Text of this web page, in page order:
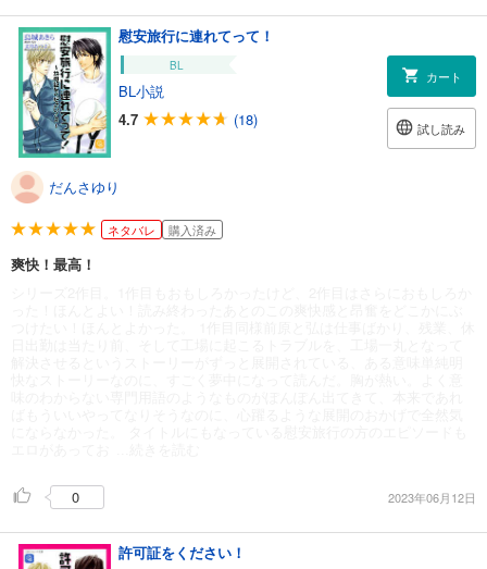
慰安旅行に連れてって！
BL
BL小説
4.7
(18)
カート
試し読み
だんさゆり
ネタバレ 購入済み
爽快！最高！
0 2023年06月12日
許可証をください！